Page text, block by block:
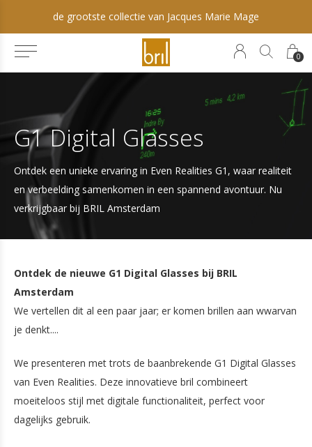
0
de grootste collectie van Jacques Marie Mage
G1 Digital Glasses
Ontdek een unieke ervaring in Even Realities G1, waar realiteit
en verbeelding samenkomen in een spannend avontuur. Nu
verkrijgbaar bij BRIL Amsterdam
Ontdek de nieuwe G1 Digital Glasses bij BRIL
Amsterdam
We vertellen dit al een paar jaar; er komen brillen aan wwarvan
je denkt....
We presenteren met trots de baanbrekende G1 Digital Glasses
van Even Realities. Deze innovatieve bril combineert
moeiteloos stijl met digitale functionaliteit, perfect voor
dagelijks gebruik.